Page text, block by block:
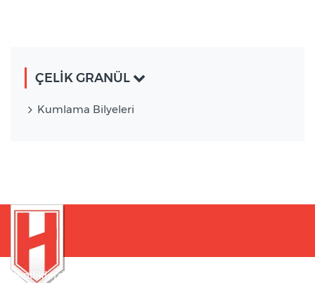
ÇELİK GRANÜL
Kumlama Bilyeleri
Yeniliklerden haberdar olmak için bültenimize kaydolun